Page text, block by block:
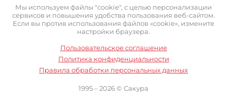
Мы используем файлы "cookie", с целью персонализации
сервисов и повышения удобства пользования веб-сайтом.
Если вы против использования файлов «cookie», измените
настройки браузера.
Пользовательское соглашение
Политика конфиденциальности
Правила обработки персональных данных
1995 – 2026 © Сакура